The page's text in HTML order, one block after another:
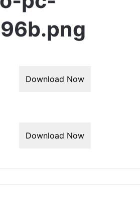
Download Now
Download Now